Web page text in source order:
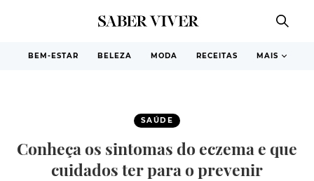
BEM-ESTAR BELEZA MODA RECEITAS MAIS
SAÚDE
Conheça os sintomas do eczema e que
cuidados ter para o prevenir